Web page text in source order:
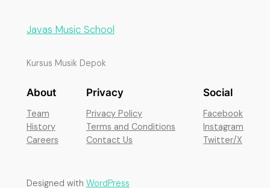
Javas Music School
Kursus Musik Depok
About
Team
History
Careers
Privacy
Privacy Policy
Terms and Conditions
Contact Us
Social
Facebook
Instagram
Twitter/X
Designed with WordPress